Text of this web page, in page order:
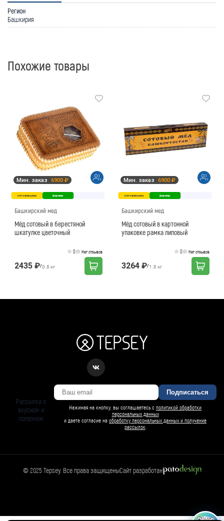
Магазин
Регион
Башкирия
Похожие товары
Мин. заказ 6900 ₽
оптовая цена фермер
Башкирский мед
Мёд сотовый в берестяной
шкатулке цветочный
0 Нет отзывов
2435 ₽/0.8 кг
Мин. заказ 6900 ₽
оптовая цена фермер
Башкирский мед
Мёд сотовый в картонной
упаковке рамка липовый
0 Нет отзывов
3264 ₽/1.8 кг
Рассылка о
вкусном и
полезном
Подписаться
Нажимая на кнопку, вы соглашаетесь с политикой обработки
персональных данных
и даете согласие на обработку персональных данных и получение
рассылок
© 2025 Tepsey. Все права защищеныСайт разработан
БАРСИ ИИ